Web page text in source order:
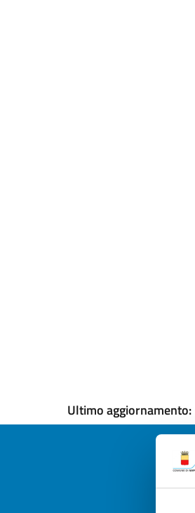
Ultimo aggiornamento: